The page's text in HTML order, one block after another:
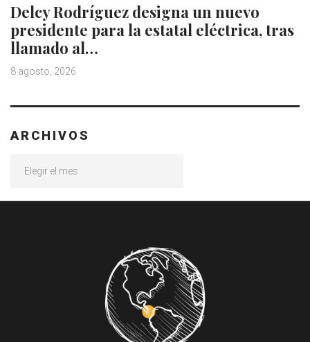
Delcy Rodríguez designa un nuevo
presidente para la estatal eléctrica, tras
llamado al…
8 agosto, 2026
ARCHIVOS